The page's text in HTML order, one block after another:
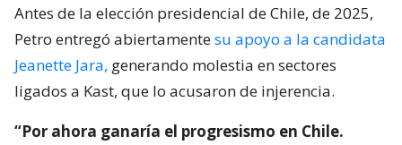
Antes de la elección presidencial de Chile, de 2025,
Petro entregó abiertamentesu apoyo a la candidata
Jeanette Jara, generando molestia en sectores
ligados a Kast, que lo acusaron de injerencia.
“Por ahora ganaría el progresismo en Chile.